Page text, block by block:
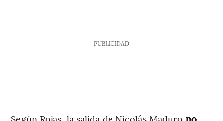
PUBLICIDAD
Según Rojas, la salida de Nicolás Maduro no